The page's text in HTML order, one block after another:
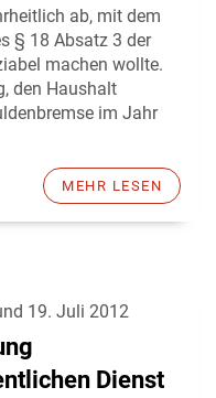
ab, mit dem
§ 18 Absatz 3 der
machen wollte.
den Haushalt
im Jahr
MEHR LESEN
19. Juli 2012
Dienst